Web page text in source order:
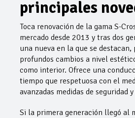
principales
Toca renovación de la gama S-
mercado desde 2013 y tras dos
una nueva en la que se
profundos cambios a nivel
como interior. Ofrece una
tiempo que respetuosa con el
avanzadas medidas de seguridad
Si la primera generación llegó al